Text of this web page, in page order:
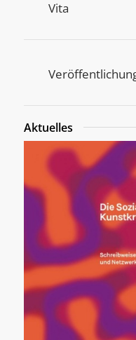
Vita
Aktuelles